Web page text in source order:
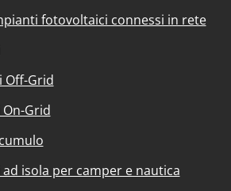
fotovoltaici connessi in rete
Off-Grid
Grid
isola per camper e nautica